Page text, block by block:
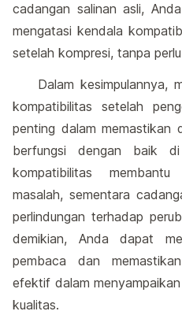
cadangan salinan asli,
mengatasi kendala
setelah kompresi, tanpa
Dalam kesimpulannya,
kompatibilitas setelah
penting dalam memastikan
berfungsi dengan baik
kompatibilitas
masalah, sementara
perlindungan terhadap
demikian, Anda dapat
pembaca dan
efektif dalam
kualitas.